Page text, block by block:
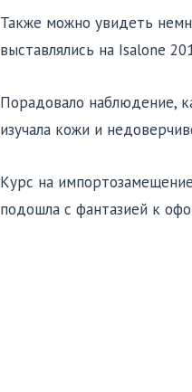
Также можно увидеть
выставлялись на Isalone
Порадовало наблюдение,
изучала кожи и
Курс на
подошла с фантазией к